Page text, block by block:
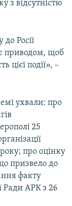
з відсутністю
Росії
є приводом, щоб
цієї події», –
ухвали: про
25
про оцінку
призвело до
факту
Ради АРК з 26